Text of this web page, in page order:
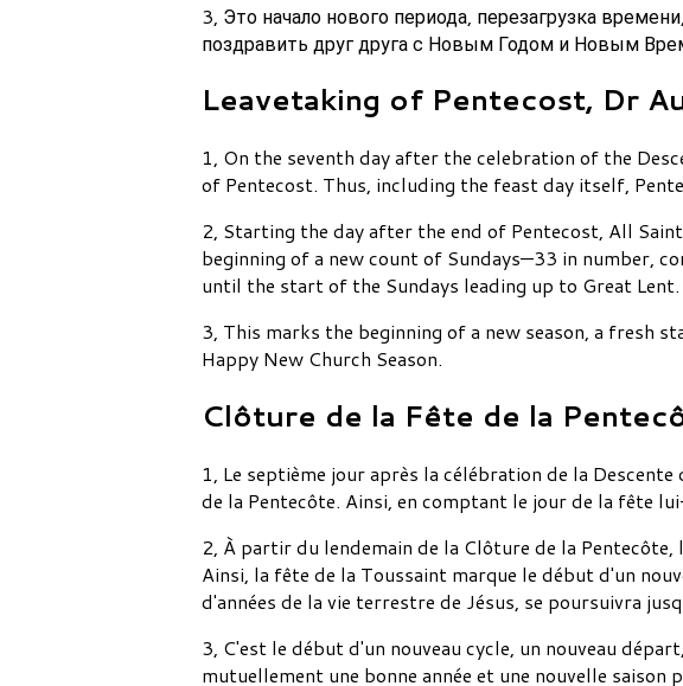
3, Это начало нового периода, перезагрузка
поздравить друг друга с Новым Годом и Новым
Leavetaking of Pentecost, Dr
1, On the seventh day after the celebration of the
of Pentecost. Thus, including the feast day itself,
2, Starting the day after the end of Pentecost, All
beginning of a new count of Sundays—33 in number,
until the start of the Sundays leading up to Great Lent.
3, This marks the beginning of a new season, a fresh
Happy New Church Season.
Clôture de la Fête de la
1, Le septième jour après la célébration de la
de la Pentecôte. Ainsi, en comptant le jour de la fête
2, À partir du lendemain de la Clôture de la Pentecôte,
Ainsi, la fête de la Toussaint marque le début d'un
d'années de la vie terrestre de Jésus, se poursuivra
3, C'est le début d'un nouveau cycle, un nouveau
mutuellement une bonne année et une nouvelle saison